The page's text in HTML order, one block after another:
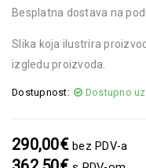
Besplatna dostava na
Slika koja ilustrira
izgledu proizvoda.
Dostupnost: Dostupno
290,00€ bez PDV-a